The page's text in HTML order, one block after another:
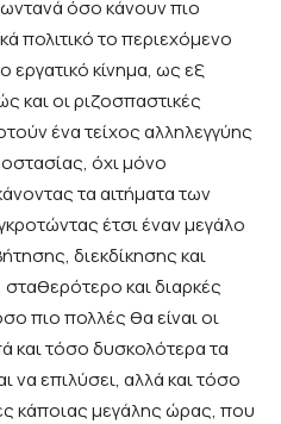
όσο κάνουν πιο
πολιτικό το περιεχόμενο
εργατικό κίνημα, ως εξ
και οι ριζοσπαστικές
ένα τείχος αλληλεγγύης
όχι μόνο
τα αιτήματα των
έτσι έναν μεγάλο
διεκδίκησης και
και διαρκές
πιο πολλές θα είναι οι
και τόσο δυσκολότερα τα
να επιλύσει, αλλά και τόσο
κάποιας μεγάλης ώρας, που